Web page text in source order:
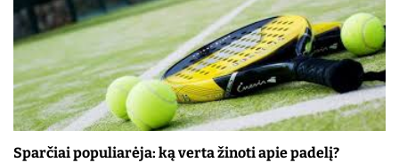
Sparčiai populiarėja: ką verta žinoti apie padelį?